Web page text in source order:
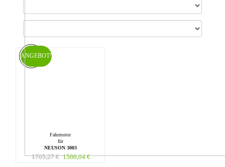
Fahrmotor
für
NEUSON 3003
1705,27€ 1566,04€
ANGEBOT!